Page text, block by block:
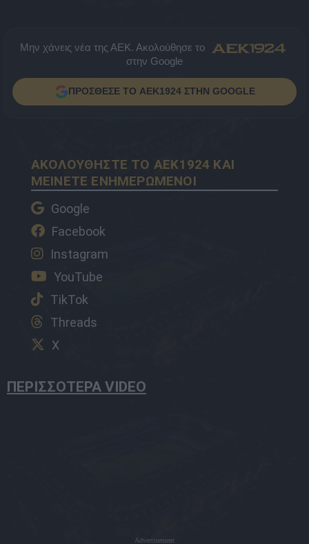
Μην χάνεις νέα της ΑΕΚ. Ακολούθησε το
στην Google
ΠΡΟΣΘΕΣΕ ΤΟ AEK1924 ΣΤΗΝ GOOGLE
ΑΚΟΛΟΥΘΗΣΤΕ ΤΟ AEK1924 ΚΑΙ
ΜΕΙΝΕΤΕ ΕΝΗΜΕΡΩΜΕΝΟΙ
Google
Facebook
Instagram
YouTube
TikTok
Threads
X
ΠΕΡΙΣΣΟΤΕΡΑ VIDEO
Advertisement